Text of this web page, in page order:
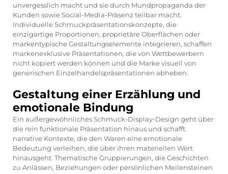
unvergesslich macht und sie durch Mundpropaganda der
Kunden sowie Social-Media-Präsenz teilbar macht.
Individuelle Schmuckpräsentationskonzepte, die
einzigartige Proportionen, proprietäre Oberflächen oder
markentypische Gestaltungselemente integrieren, schaffen
markenexklusive Präsentationen, die von Wettbewerbern
nicht kopiert werden können und die Marke visuell von
generischen Einzelhandelspräsentationen abheben.
Gestaltung einer Erzählung und
emotionale Bindung
Ein außergewöhnliches Schmuck-Display-Design geht über
die rein funktionale Präsentation hinaus und schafft
narrative Kontexte, die den Waren eine emotionale
Bedeutung verleihen, die über ihren materiellen Wert
hinausgeht. Thematische Gruppierungen, die Geschichten
zu Anlässen, Beziehungen oder persönlichen Meilensteinen